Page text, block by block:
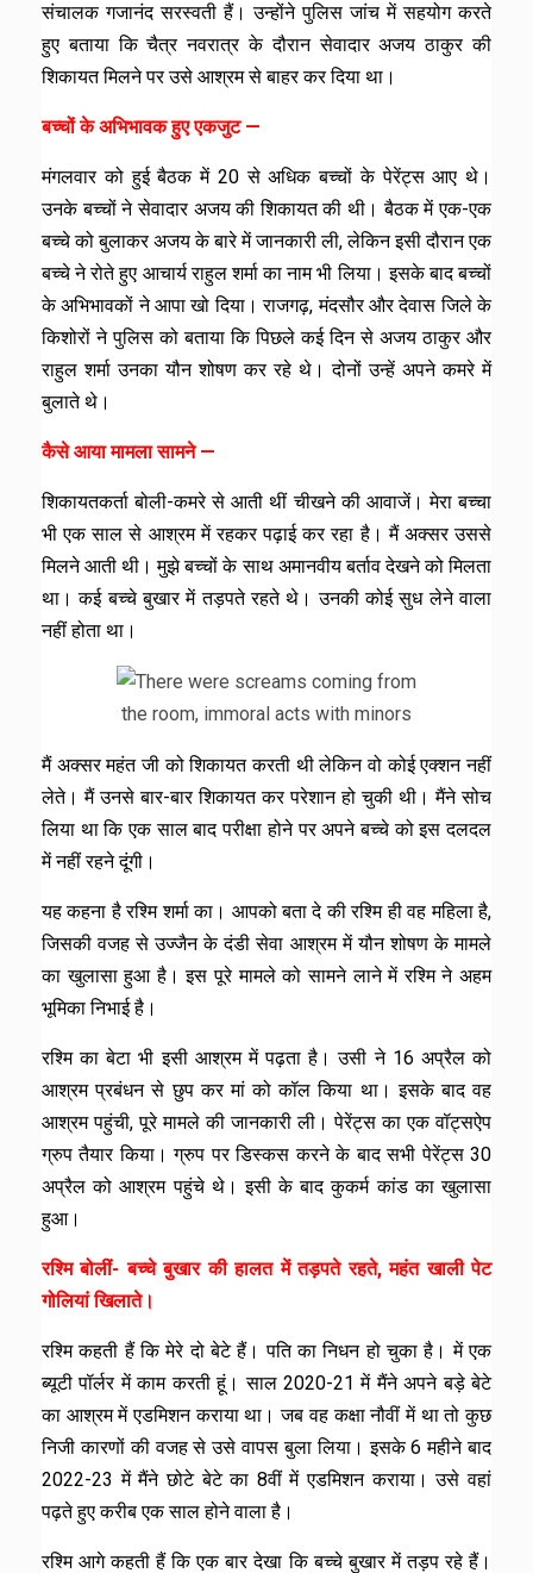
संचालक गजानंद सरस्वती हैं। उन्होंने पुलिस जांच में सहयोग करते
हुए बताया कि चैत्र नवरात्र के दौरान सेवादार अजय ठाकुर की
शिकायत मिलने पर उसे आश्रम से बाहर कर दिया था।
बच्चों के अभिभावक हुए एकजुट —
मंगलवार को हुई बैठक में 20 से अधिक बच्चों के पेरेंट्स आए थे।
उनके बच्चों ने सेवादार अजय की शिकायत की थी। बैठक में एक-एक
बच्चे को बुलाकर अजय के बारे में जानकारी ली, लेकिन इसी दौरान एक
बच्चे ने रोते हुए आचार्य राहुल शर्मा का नाम भी लिया। इसके बाद बच्चों
के अभिभावकों ने आपा खो दिया। राजगढ़, मंदसौर और देवास जिले के
किशोरों ने पुलिस को बताया कि पिछले कई दिन से अजय ठाकुर और
राहुल शर्मा उनका यौन शोषण कर रहे थे। दोनों उन्हें अपने कमरे में
बुलाते थे।
कैसे आया मामला सामने —
शिकायतकर्ता बोली-कमरे से आती थीं चीखने की आवाजें।मेरा बच्चा
भी एक साल से आश्रम में रहकर पढ़ाई कर रहा है। मैं अक्सर उससे
मिलने आती थी। मुझे बच्चों के साथ अमानवीय बर्ताव देखने को मिलता
था। कई बच्चे बुखार में तड़पते रहते थे। उनकी कोई सुध लेने वाला
नहीं होता था।
मैं अक्सर महंत जी को शिकायत करती थी लेकिन वो कोई एक्शन नहीं
लेते। मैं उनसे बार-बार शिकायत कर परेशान हो चुकी थी। मैंने सोच
लिया था कि एक साल बाद परीक्षा होने पर अपने बच्चे को इस दलदल
में नहीं रहने दूंगी।
यह कहना है रश्मि शर्मा का। आपको बता दे की रश्मि ही वह महिला है,
जिसकी वजह से उज्जैन के दंडी सेवा आश्रम में यौन शोषण के मामले
का खुलासा हुआ है। इस पूरे मामले को सामने लाने में रश्मि ने अहम
भूमिका निभाई है।
रश्मि का बेटा भी इसी आश्रम में पढ़ता है। उसी ने 16 अप्रैल को
आश्रम प्रबंधन से छुप कर मां को कॉल किया था। इसके बाद वह
आश्रम पहुंची, पूरे मामले की जानकारी ली। पेरेंट्स का एक वॉट्सऐप
ग्रुप तैयार किया। ग्रुप पर डिस्कस करने के बाद सभी पेरेंट्स 30
अप्रैल को आश्रम पहुंचे थे। इसी के बाद कुकर्म कांड का खुलासा
हुआ।
रश्मि बोलीं- बच्चे बुखार की हालत में तड़पते रहते, महंत खाली पेट
गोलियां खिलाते।
रश्मि कहती हैं कि मेरे दो बेटे हैं। पति का निधन हो चुका है। में एक
ब्यूटी पॉर्लर में काम करती हूं। साल 2020-21 में मैंने अपने बड़े बेटे
का आश्रम में एडमिशन कराया था। जब वह कक्षा नौवीं में था तो कुछ
निजी कारणों की वजह से उसे वापस बुला लिया। इसके 6 महीने बाद
2022-23 में मैंने छोटे बेटे का 8वीं में एडमिशन कराया। उसे वहां
पढ़ते हुए करीब एक साल होने वाला है।
रश्मि आगे कहती हैं कि एक बार देखा कि बच्चे बुखार में तड़प रहे हैं।